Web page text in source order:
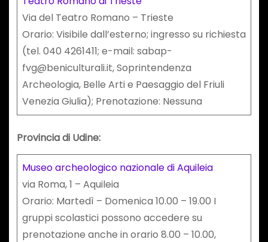
Via del Teatro Romano – Trieste
Orario: Visibile dall’esterno; ingresso su richiesta
(tel. 040 4261411; e-mail: sabap-
fvg@beniculturali.it, Soprintendenza
Archeologia, Belle Arti e Paesaggio del Friuli
Venezia Giulia); Prenotazione: Nessuna
Provincia di Udine:
Museo archeologico nazionale di Aquileia
via Roma, 1 – Aquileia
Orario: Martedì – Domenica 10.00 – 19.00 I
gruppi scolastici possono accedere su
prenotazione anche in orario 8.00 – 10.00,